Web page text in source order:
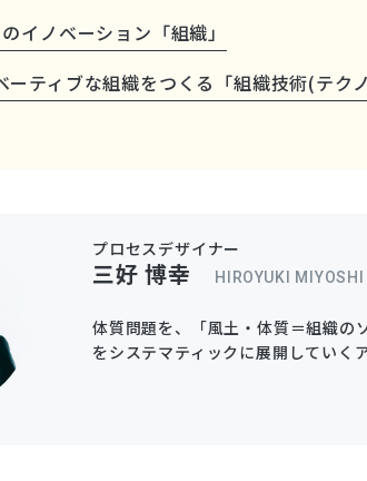
イノベーション「組織」
ーティブな組織をつくる「組織技術(テク
プロセスデザイナー
三好 博幸 HIROYUKI MIYOSHI
体質問題を、「風土・体質＝組織の
をシステマティックに展開していく